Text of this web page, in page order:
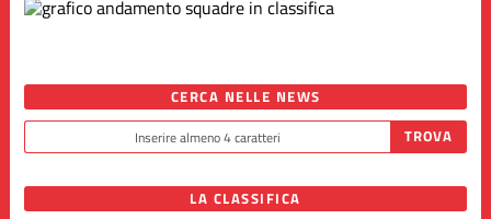
CERCA NELLE NEWS
LA CLASSIFICA